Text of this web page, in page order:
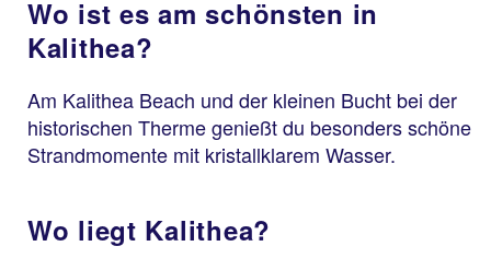
Wo ist es am schönsten in
Kalithea?
Am Kalithea Beach und der kleinen Bucht bei der
historischen Therme genießt du besonders schöne
Strandmomente mit kristallklarem Wasser.
Wo liegt Kalithea?